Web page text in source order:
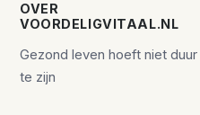
OVER
VOORDELIGVITAAL.NL
Gezond leven hoeft niet duur
te zijn